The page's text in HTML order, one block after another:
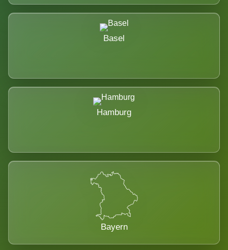
Basel
Hamburg
Bayern